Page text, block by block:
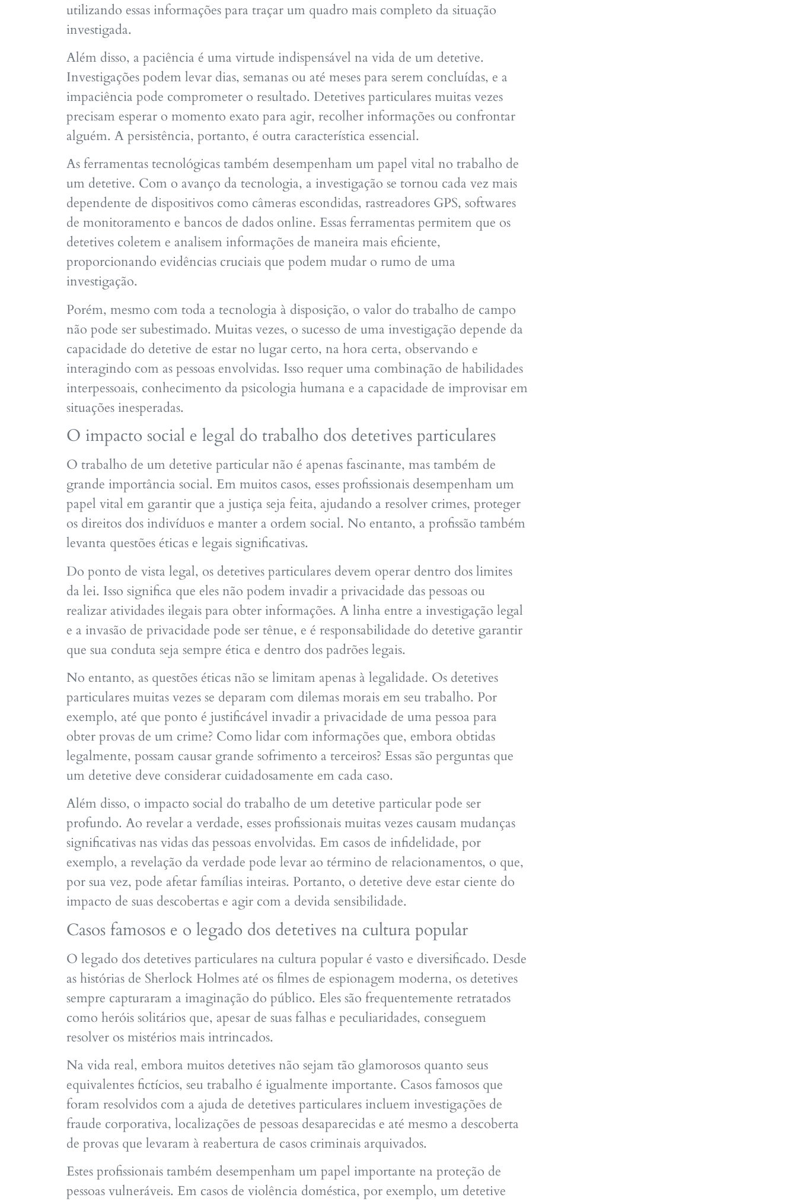
utilizando essas informações para traçar um quadro mais completo da situação
investigada.
Além disso, a paciência é uma virtude indispensável na vida de um detetive.
Investigações podem levar dias, semanas ou até meses para serem concluídas, e a
impaciência pode comprometer o resultado. Detetives particulares muitas vezes
precisam esperar o momento exato para agir, recolher informações ou confrontar
alguém. A persistência, portanto, é outra característica essencial.
As ferramentas tecnológicas também desempenham um papel vital no trabalho de
um detetive. Com o avanço da tecnologia, a investigação se tornou cada vez mais
dependente de dispositivos como câmeras escondidas, rastreadores GPS, softwares
de monitoramento e bancos de dados online. Essas ferramentas permitem que os
detetives coletem e analisem informações de maneira mais eficiente,
proporcionando evidências cruciais que podem mudar o rumo de uma
investigação.
Porém, mesmo com toda a tecnologia à disposição, o valor do trabalho de campo
não pode ser subestimado. Muitas vezes, o sucesso de uma investigação depende da
capacidade do detetive de estar no lugar certo, na hora certa, observando e
interagindo com as pessoas envolvidas. Isso requer uma combinação de habilidades
interpessoais, conhecimento da psicologia humana e a capacidade de improvisar em
situações inesperadas.
O impacto social e legal do trabalho dos detetives particulares
O trabalho de um detetive particular não é apenas fascinante, mas também de
grande importância social. Em muitos casos, esses profissionais desempenham um
papel vital em garantir que a justiça seja feita, ajudando a resolver crimes, proteger
os direitos dos indivíduos e manter a ordem social. No entanto, a profissão também
levanta questões éticas e legais significativas.
Do ponto de vista legal, os detetives particulares devem operar dentro dos limites
da lei. Isso significa que eles não podem invadir a privacidade das pessoas ou
realizar atividades ilegais para obter informações. A linha entre a investigação legal
e a invasão de privacidade pode ser tênue, e é responsabilidade do detetive garantir
que sua conduta seja sempre ética e dentro dos padrões legais.
No entanto, as questões éticas não se limitam apenas à legalidade. Os detetives
particulares muitas vezes se deparam com dilemas morais em seu trabalho. Por
exemplo, até que ponto é justificável invadir a privacidade de uma pessoa para
obter provas de um crime? Como lidar com informações que, embora obtidas
legalmente, possam causar grande sofrimento a terceiros? Essas são perguntas que
um detetive deve considerar cuidadosamente em cada caso.
Além disso, o impacto social do trabalho de um detetive particular pode ser
profundo. Ao revelar a verdade, esses profissionais muitas vezes causam mudanças
significativas nas vidas das pessoas envolvidas. Em casos de infidelidade, por
exemplo, a revelação da verdade pode levar ao término de relacionamentos, o que,
por sua vez, pode afetar famílias inteiras. Portanto, o detetive deve estar ciente do
impacto de suas descobertas e agir com a devida sensibilidade.
Casos famosos e o legado dos detetives na cultura popular
O legado dos detetives particulares na cultura popular é vasto e diversificado. Desde
as histórias de Sherlock Holmes até os filmes de espionagem moderna, os detetives
sempre capturaram a imaginação do público. Eles são frequentemente retratados
como heróis solitários que, apesar de suas falhas e peculiaridades, conseguem
resolver os mistérios mais intrincados.
Na vida real, embora muitos detetives não sejam tão glamorosos quanto seus
equivalentes fictícios, seu trabalho é igualmente importante. Casos famosos que
foram resolvidos com a ajuda de detetives particulares incluem investigações de
fraude corporativa, localizações de pessoas desaparecidas e até mesmo a descoberta
de provas que levaram à reabertura de casos criminais arquivados.
Estes profissionais também desempenham um papel importante na proteção de
pessoas vulneráveis. Em casos de violência doméstica, por exemplo, um detetive